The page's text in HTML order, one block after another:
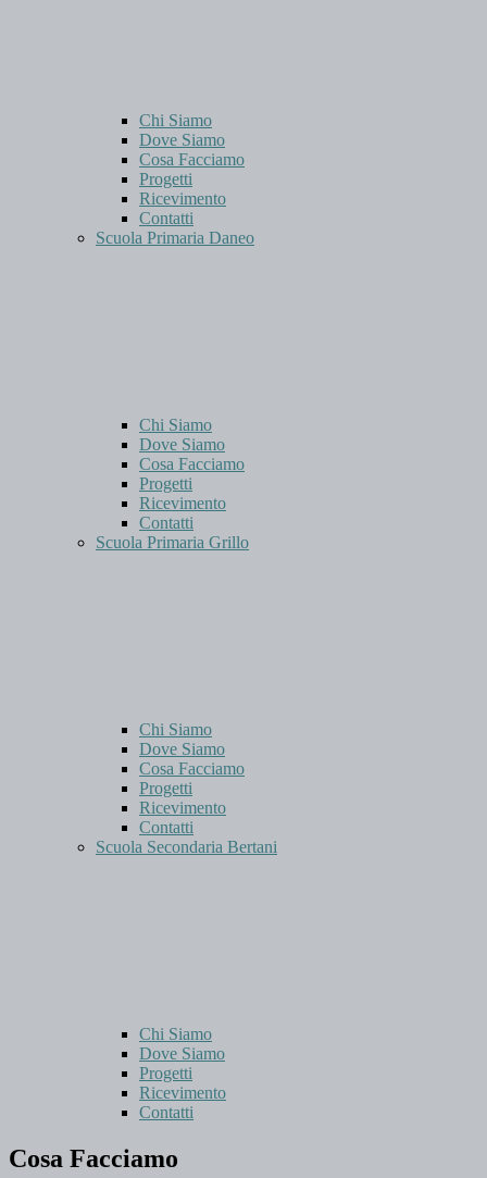
Chi Siamo
Dove Siamo
Cosa Facciamo
Progetti
Ricevimento
Contatti
Scuola Primaria Daneo
Chi Siamo
Dove Siamo
Cosa Facciamo
Progetti
Ricevimento
Contatti
Scuola Primaria Grillo
Chi Siamo
Dove Siamo
Cosa Facciamo
Progetti
Ricevimento
Contatti
Scuola Secondaria Bertani
Chi Siamo
Dove Siamo
Progetti
Ricevimento
Contatti
Cosa Facciamo